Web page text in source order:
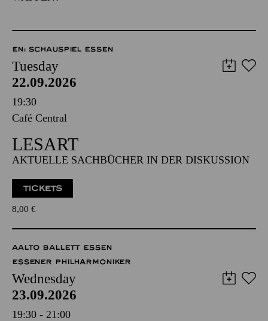
EN: SCHAUSPIEL ESSEN
Tuesday
22.09.2026
19:30
Café Central
LESART
AKTUELLE SACHBÜCHER IN DER DISKUSSION
TICKETS
8,00 €
AALTO BALLETT ESSEN
ESSENER PHILHARMONIKER
Wednesday
23.09.2026
19:30 - 21:00